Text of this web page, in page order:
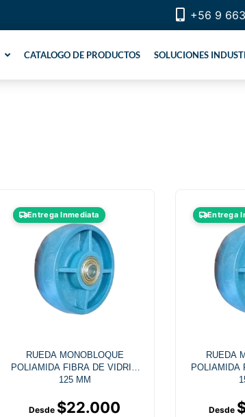
+56 9
CATALOGO DE PRODUCTOS SOLUCIONES
Entrega Inmediata
RUEDA MONOBLOQUE
POLIAMIDA FIBRA DE VIDRIO
125 MM
$22.000
Entrega
RUEDA
POLIAMIDA